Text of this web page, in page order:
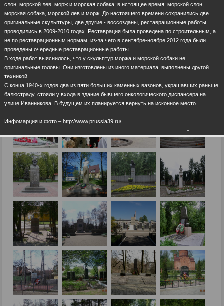
слон, морской лев, морж и морская собака; в нстоящее время: морской слон,
морская собака, морской лев и морж. До настоящего времени сохранились две
оригинальные скульптуры, две другие - воссозданы, реставрационные работы
проводились в 2009-2010 годах. Реставрация была проведена по строительным, а
не по реставрационным нормам, из-за чего в сентябре-ноябре 2012 года были
проведены очередные реставрационные работы.
В ходе работ выяснилось, что у скульптур моржа и морской собаки не
оригинальные головы. Они изготовлены из иного материала, выполнены другой
техникой.
С конца 1940-х годов два из пяти больших каменных вазонов, украшавших раньше
балюстраду, стояли у входа в здание бывшего онкологического диспансера на
улице Иванникова. В будущем их планируется вернуть на исконное место.
Инфомарция и фото – http://www.prussia39.ru/